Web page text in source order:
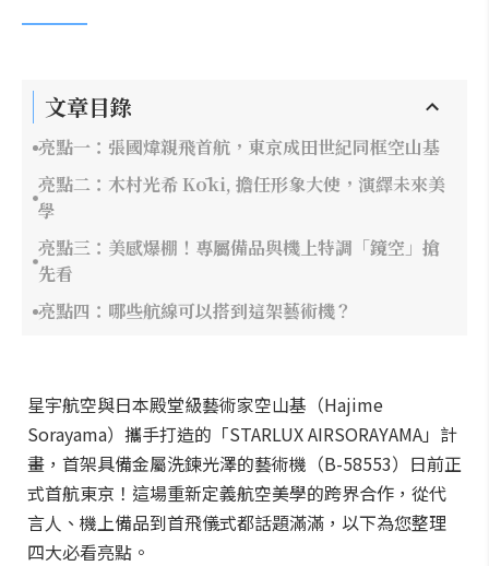
文章目錄
亮點一：張國煒親飛首航，東京成田世紀同框空山基
亮點二：木村光希 Kōki, 擔任形象大使，演繹未來美
學
亮點三：美感爆棚！專屬備品與機上特調「鏡空」搶
先看
亮點四：哪些航線可以搭到這架藝術機？
星宇航空與日本殿堂級藝術家空山基（Hajime
Sorayama）攜手打造的「STARLUX AIRSORAYAMA」計
畫，首架具備金屬洗鍊光澤的藝術機（B-58553）日前正
式首航東京！這場重新定義航空美學的跨界合作，從代
言人、機上備品到首飛儀式都話題滿滿，以下為您整理
四大必看亮點。